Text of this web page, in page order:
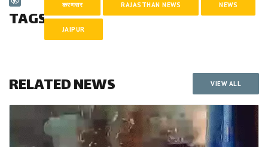
TAGS
करणसर RAJASTHAN NEWS NEWS
JAIPUR
RELATED NEWS VIEW ALL